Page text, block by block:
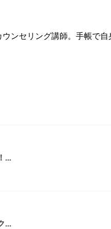
ンセリング講師。手帳で
...
...